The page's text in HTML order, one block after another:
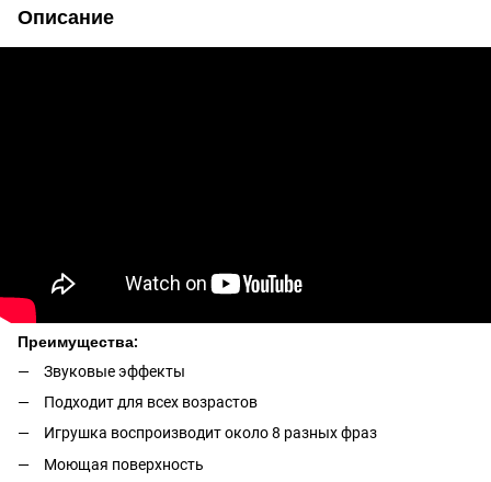
Описание
Преимущества:
Звуковые эффекты
Подходит для всех возрастов
Игрушка воспроизводит около 8 разных фраз
Моющая поверхность